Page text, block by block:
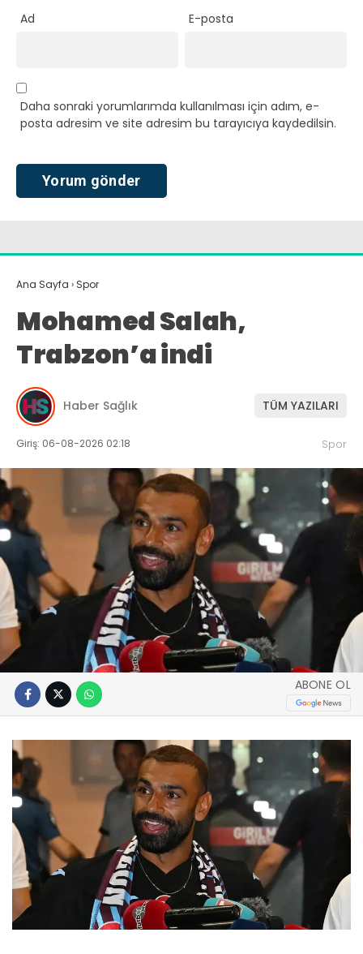
Ad E-posta
Daha sonraki yorumlarımda kullanılması için adım, e-
posta adresim ve site adresim bu tarayıcıya kaydedilsin.
Ana Sayfa › Spor
Mohamed Salah,
Trabzon’a indi
Haber Sağlık TÜM YAZILARI
Giriş: 06-08-2026 02:18 Spor
ABONE OL